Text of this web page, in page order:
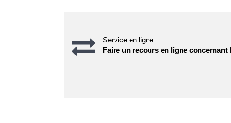
Service en ligne
Faire un recours en ligne concernant